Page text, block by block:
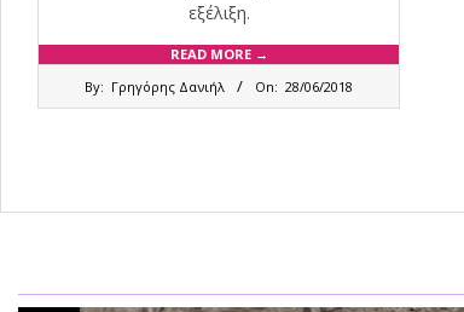
εξέλιξη.
READ MORE →
By: Γρηγόρης Δανιήλ On: 28/06/2018